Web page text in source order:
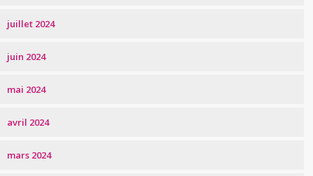
juillet 2024
juin 2024
mai 2024
avril 2024
mars 2024